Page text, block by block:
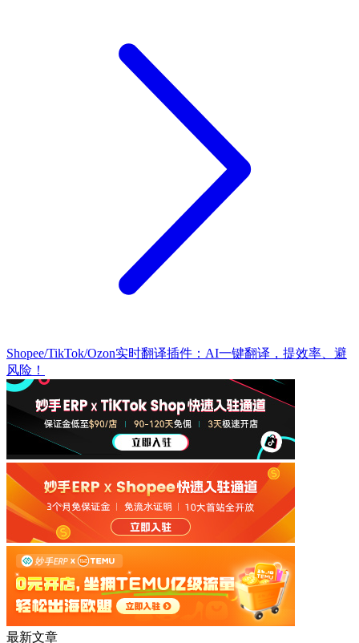
Shopee/TikTok/Ozon实时翻译插件：AI一键翻译，提效率、避
风险！
最新文章